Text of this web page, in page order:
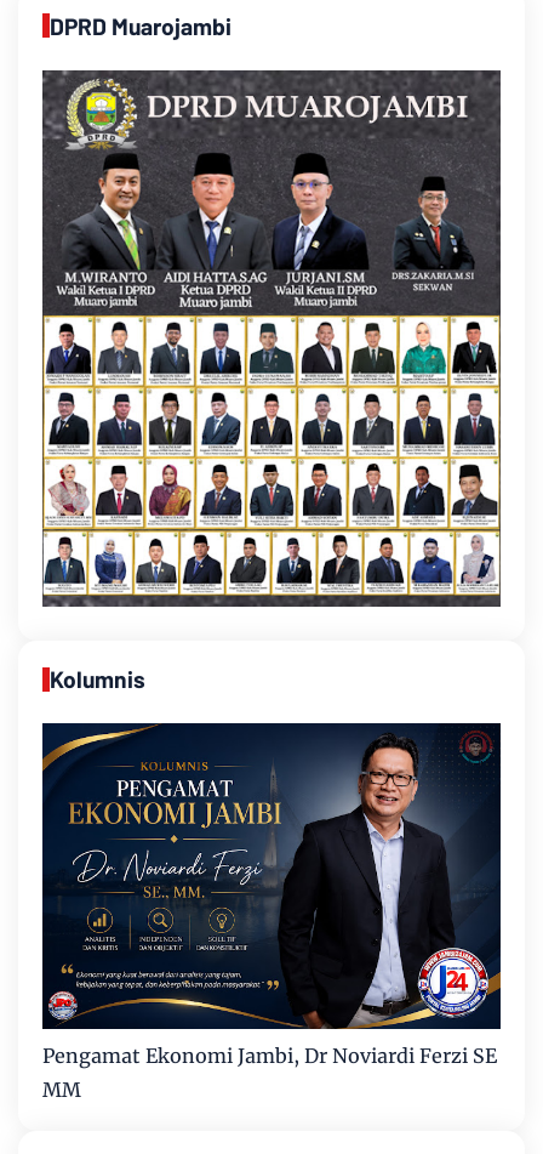
DPRD Muarojambi
Kolumnis
Pengamat Ekonomi Jambi, Dr Noviardi Ferzi SE
MM